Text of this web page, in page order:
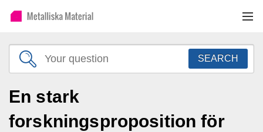
SEARCH
En stark
forskningsproposition för